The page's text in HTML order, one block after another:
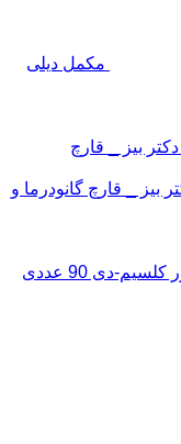
مکمل دیلی
بیز _ قارچ گانودرما و
دی 90 عددی